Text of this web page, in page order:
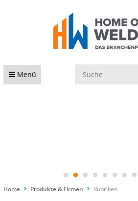
Menü
Home Produkte & Firmen Rubriken